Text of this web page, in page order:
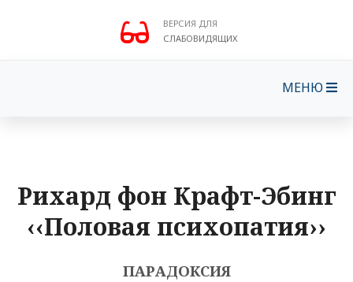
ВЕРСИЯ ДЛЯ
СЛАБОВИДЯЩИХ
МЕНЮ
Рихард фон Крафт-Эбинг
‹‹Половая психопатия››
ПАРАДОКСИЯ